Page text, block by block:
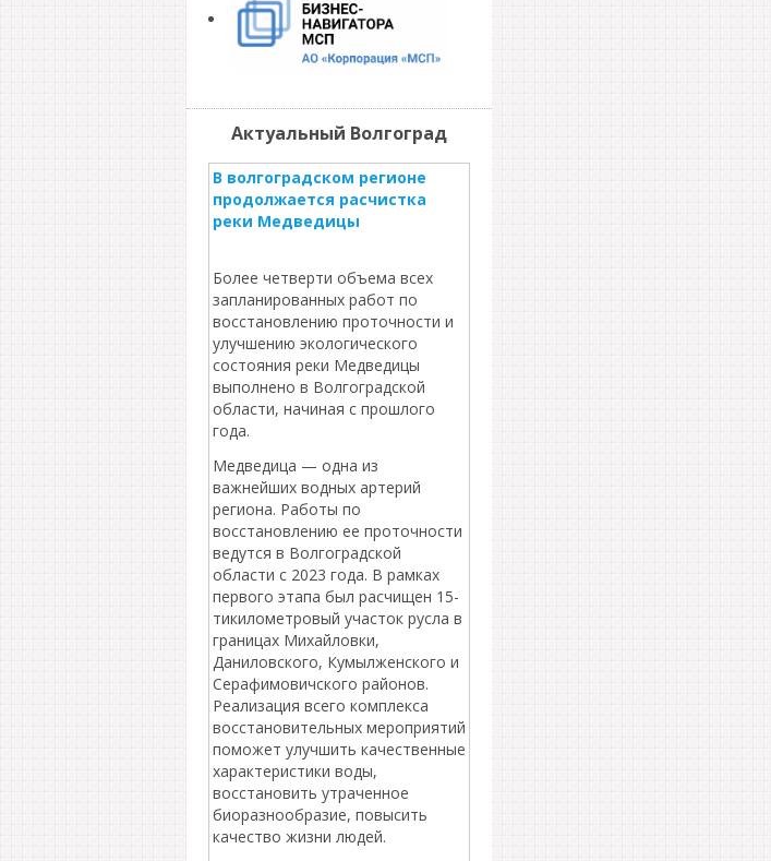
Актуальный Волгоград
В волгоградском регионе
продолжается расчистка
реки Медведицы
Более четверти объема всех
запланированных работ по
восстановлению проточности и
улучшению экологического
состояния реки Медведицы
выполнено в Волгоградской
области, начиная с прошлого
года.
Медведица — одна из
важнейших водных артерий
региона. Работы по
восстановлению ее проточности
ведутся в Волгоградской
области с 2023 года. В рамках
первого этапа был расчищен 15-
тикилометровый участок русла в
границах Михайловки,
Даниловского, Кумылженского и
Серафимовичского районов.
Реализация всего комплекса
восстановительных мероприятий
поможет улучшить качественные
характеристики воды,
восстановить утраченное
биоразнообразие, повысить
качество жизни людей.